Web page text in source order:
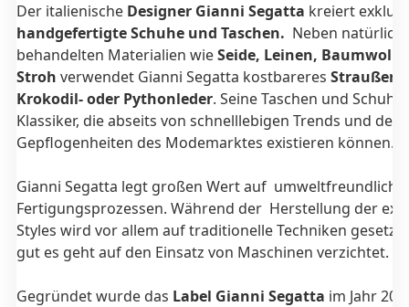
Der italienische Designer Gianni Segatta kreiert
handgefertigte Schuhe und Taschen. Neben natürlich
behandelten Materialien wieSeide, Leinen, Baumwolle
Stroh verwendet Gianni Segatta kostbareres Straußen-,
Krokodil- oder Pythonleder. Seine Taschen und Schuhe
Klassiker, die abseits von schnelllebigen Trends und den
Gepflogenheiten des Modemarktes existieren können.
Gianni Segatta legt großen Wert auf
Fertigungsprozessen. Während der Herstellung der
Styles wird vor allem auf traditionelle Techniken
gut es geht auf den Einsatz von Maschinen verzichtet.
Gegründet wurde das Label Gianni Segatta im Jahr